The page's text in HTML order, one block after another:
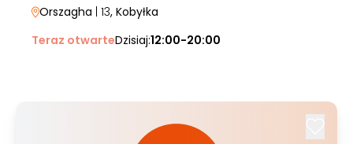
Orszagha | 13, Kobyłka
Teraz otwarteDzisiaj:12:00-20:00